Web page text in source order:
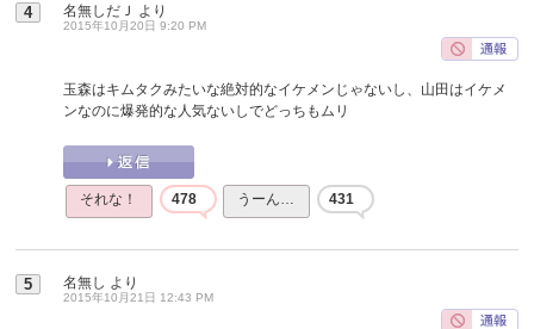
4 名無しだＪ より
2015年10月20日 9:20 PM
玉森はキムタクみたいな絶対的なイケメンじゃないし、山田はイケメ
ンなのに爆発的な人気ないしでどっちもムリ
それな！ 478 うーん… 431
5 名無し より
2015年10月21日 12:43 PM